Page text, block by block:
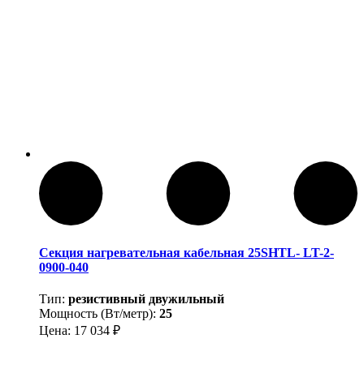
Секция нагревательная кабельная 25SHTL- LT-2-
0900-040
Тип: резистивный двужильный
Мощность (Вт/метр): 25
Цена: 17 034 ₽